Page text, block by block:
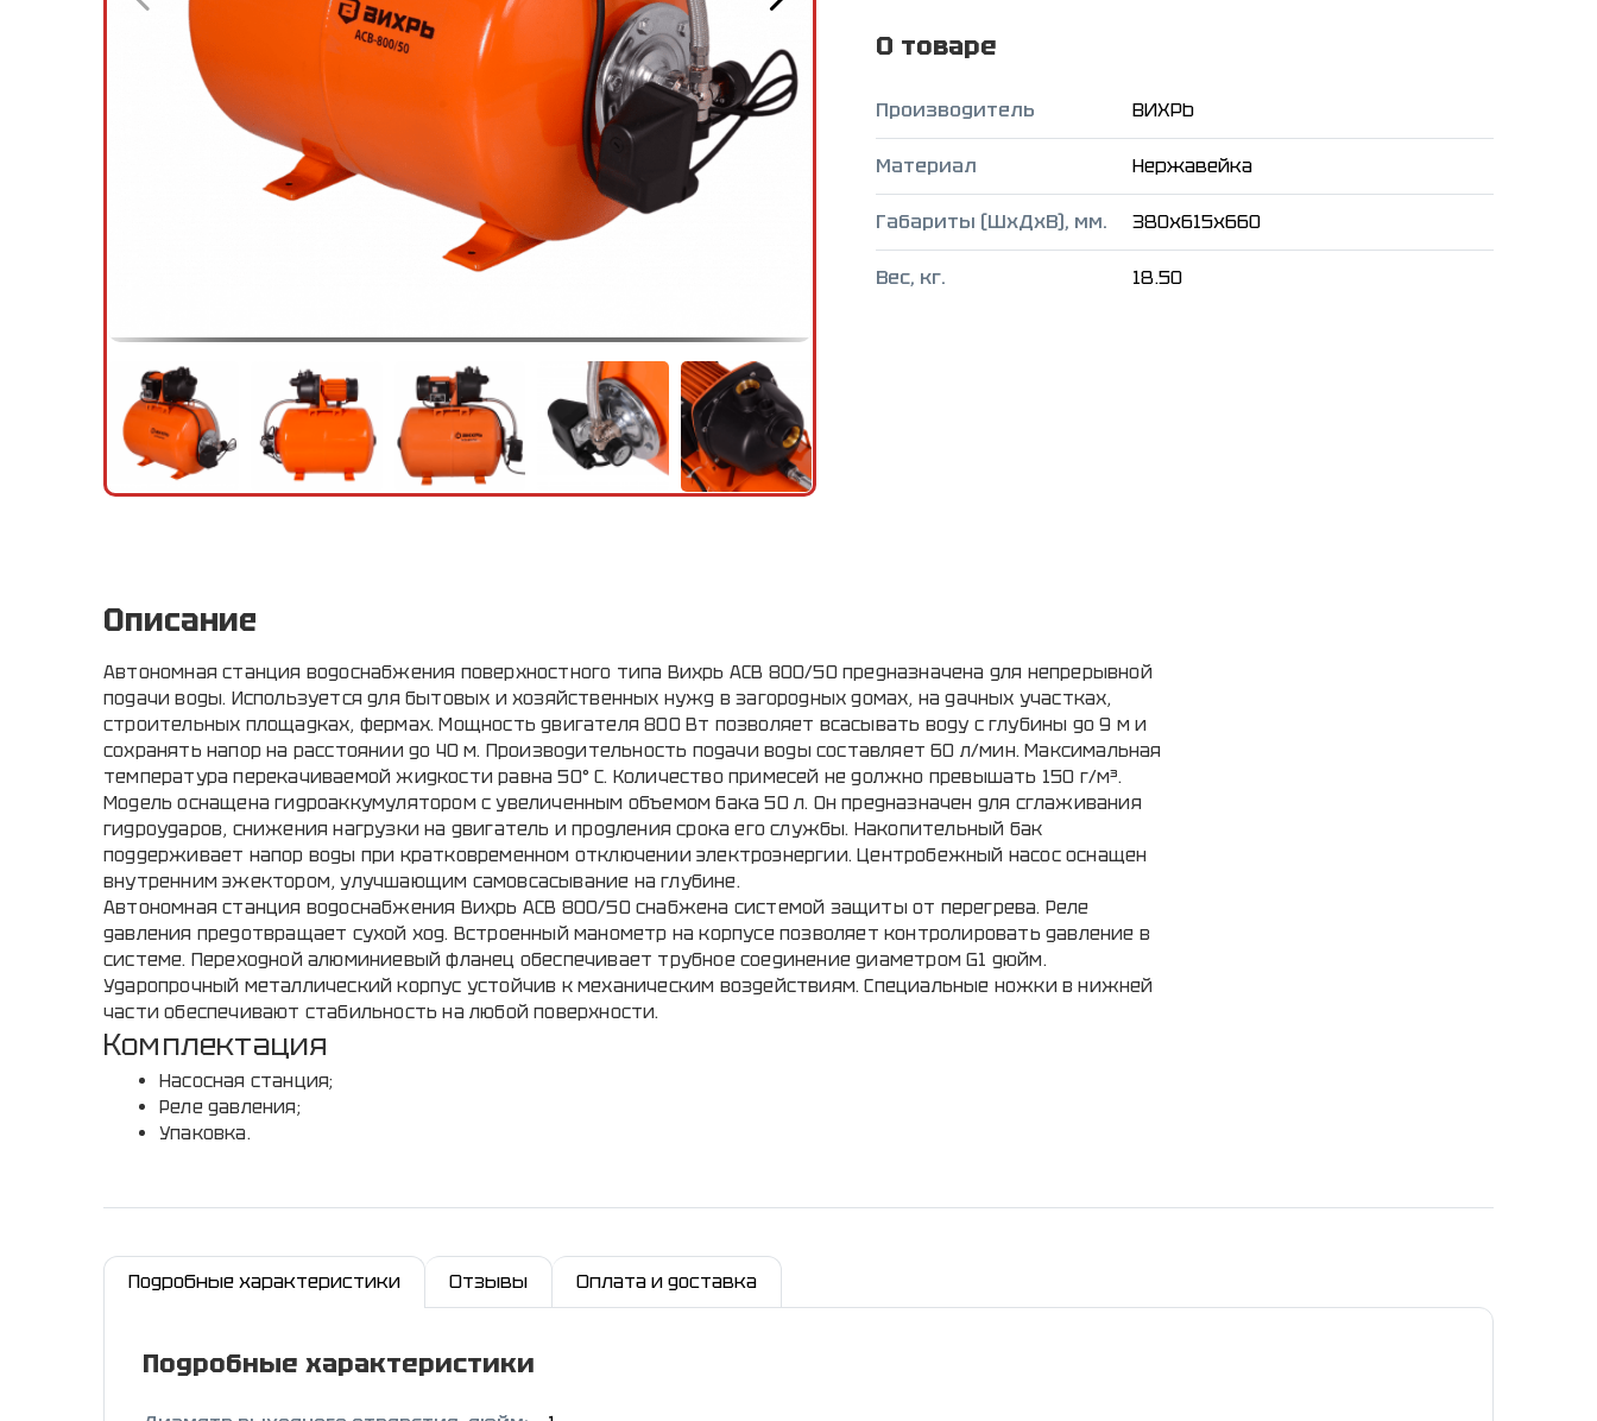
О товаре
Производитель ВИХРЬ
Материал Нержавейка
Габариты (ШxДxВ), мм. 380x615x660
Вес, кг. 18.50
Описание
Автономная станция водоснабжения поверхностного типа Вихрь АСВ 800/50 предназначена для непрерывной
подачи воды. Используется для бытовых и хозяйственных нужд в загородных домах, на дачных участках,
строительных площадках, фермах. Мощность двигателя 800 Вт позволяет всасывать воду с глубины до 9 м и
сохранять напор на расстоянии до 40 м. Производительность подачи воды составляет 60 л/мин. Максимальная
температура перекачиваемой жидкости равна 50° С. Количество примесей не должно превышать 150 г/м³.
Модель оснащена гидроаккумулятором с увеличенным объемом бака 50 л. Он предназначен для сглаживания
гидроударов, снижения нагрузки на двигатель и продления срока его службы. Накопительный бак
поддерживает напор воды при кратковременном отключении электроэнергии. Центробежный насос оснащен
внутренним эжектором, улучшающим самовсасывание на глубине.
Автономная станция водоснабжения Вихрь АСВ 800/50 снабжена системой защиты от перегрева. Реле
давления предотвращает сухой ход. Встроенный манометр на корпусе позволяет контролировать давление в
системе. Переходной алюминиевый фланец обеспечивает трубное соединение диаметром G1 дюйм.
Ударопрочный металлический корпус устойчив к механическим воздействиям. Специальные ножки в нижней
части обеспечивают стабильность на любой поверхности.
Комплектация
Насосная станция;
Реле давления;
Упаковка.
Подробные характеристики Отзывы Оплата и доставка
Подробные характеристики